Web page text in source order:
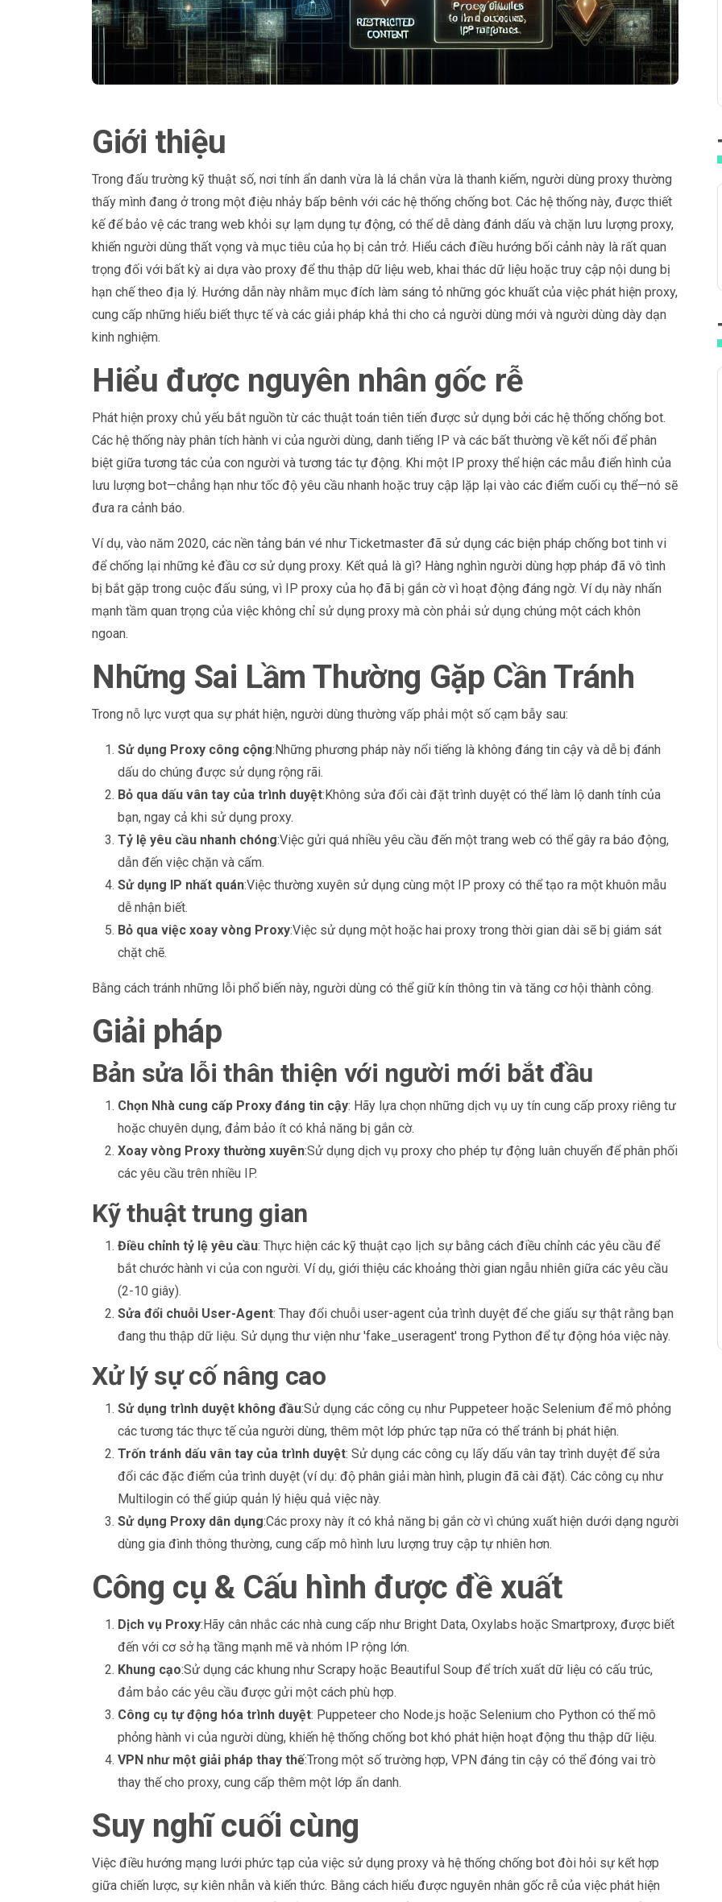
Giới thiệu
Trong đấu trường kỹ thuật số, nơi tính ẩn danh vừa là lá chắn vừa là thanh kiếm, người dùng proxy thường
thấy mình đang ở trong một điệu nhảy bấp bênh với các hệ thống chống bot. Các hệ thống này, được thiết
kế để bảo vệ các trang web khỏi sự lạm dụng tự động, có thể dễ dàng đánh dấu và chặn lưu lượng proxy,
khiến người dùng thất vọng và mục tiêu của họ bị cản trở. Hiểu cách điều hướng bối cảnh này là rất quan
trọng đối với bất kỳ ai dựa vào proxy để thu thập dữ liệu web, khai thác dữ liệu hoặc truy cập nội dung bị
hạn chế theo địa lý. Hướng dẫn này nhằm mục đích làm sáng tỏ những góc khuất của việc phát hiện proxy,
cung cấp những hiểu biết thực tế và các giải pháp khả thi cho cả người dùng mới và người dùng dày dạn
kinh nghiệm.
Hiểu được nguyên nhân gốc rễ
Phát hiện proxy chủ yếu bắt nguồn từ các thuật toán tiên tiến được sử dụng bởi các hệ thống chống bot.
Các hệ thống này phân tích hành vi của người dùng, danh tiếng IP và các bất thường về kết nối để phân
biệt giữa tương tác của con người và tương tác tự động. Khi một IP proxy thể hiện các mẫu điển hình của
lưu lượng bot—chẳng hạn như tốc độ yêu cầu nhanh hoặc truy cập lặp lại vào các điểm cuối cụ thể—nó sẽ
đưa ra cảnh báo.
Ví dụ, vào năm 2020, các nền tảng bán vé như Ticketmaster đã sử dụng các biện pháp chống bot tinh vi
để chống lại những kẻ đầu cơ sử dụng proxy. Kết quả là gì? Hàng nghìn người dùng hợp pháp đã vô tình
bị bắt gặp trong cuộc đấu súng, vì IP proxy của họ đã bị gắn cờ vì hoạt động đáng ngờ. Ví dụ này nhấn
mạnh tầm quan trọng của việc không chỉ sử dụng proxy mà còn phải sử dụng chúng một cách khôn
ngoan.
Những Sai Lầm Thường Gặp Cần Tránh
Trong nỗ lực vượt qua sự phát hiện, người dùng thường vấp phải một số cạm bẫy sau:
Sử dụng Proxy công cộng:Những phương pháp này nổi tiếng là không đáng tin cậy và dễ bị đánh
dấu do chúng được sử dụng rộng rãi.
Bỏ qua dấu vân tay của trình duyệt:Không sửa đổi cài đặt trình duyệt có thể làm lộ danh tính của
bạn, ngay cả khi sử dụng proxy.
Tỷ lệ yêu cầu nhanh chóng:Việc gửi quá nhiều yêu cầu đến một trang web có thể gây ra báo động,
dẫn đến việc chặn và cấm.
Sử dụng IP nhất quán:Việc thường xuyên sử dụng cùng một IP proxy có thể tạo ra một khuôn mẫu
dễ nhận biết.
Bỏ qua việc xoay vòng Proxy:Việc sử dụng một hoặc hai proxy trong thời gian dài sẽ bị giám sát
chặt chẽ.
Bằng cách tránh những lỗi phổ biến này, người dùng có thể giữ kín thông tin và tăng cơ hội thành công.
Giải pháp
Bản sửa lỗi thân thiện với người mới bắt đầu
Chọn Nhà cung cấp Proxy đáng tin cậy: Hãy lựa chọn những dịch vụ uy tín cung cấp proxy riêng tư
hoặc chuyên dụng, đảm bảo ít có khả năng bị gắn cờ.
Xoay vòng Proxy thường xuyên:Sử dụng dịch vụ proxy cho phép tự động luân chuyển để phân phối
các yêu cầu trên nhiều IP.
Kỹ thuật trung gian
Điều chỉnh tỷ lệ yêu cầu: Thực hiện các kỹ thuật cạo lịch sự bằng cách điều chỉnh các yêu cầu để
bắt chước hành vi của con người. Ví dụ, giới thiệu các khoảng thời gian ngẫu nhiên giữa các yêu cầu
(2-10 giây).
Sửa đổi chuỗi User-Agent: Thay đổi chuỗi user-agent của trình duyệt để che giấu sự thật rằng bạn
đang thu thập dữ liệu. Sử dụng thư viện như 'fake_useragent' trong Python để tự động hóa việc này.
Xử lý sự cố nâng cao
Sử dụng trình duyệt không đầu:Sử dụng các công cụ như Puppeteer hoặc Selenium để mô phỏng
các tương tác thực tế của người dùng, thêm một lớp phức tạp nữa có thể tránh bị phát hiện.
Trốn tránh dấu vân tay của trình duyệt: Sử dụng các công cụ lấy dấu vân tay trình duyệt để sửa
đổi các đặc điểm của trình duyệt (ví dụ: độ phân giải màn hình, plugin đã cài đặt). Các công cụ như
Multilogin có thể giúp quản lý hiệu quả việc này.
Sử dụng Proxy dân dụng:Các proxy này ít có khả năng bị gắn cờ vì chúng xuất hiện dưới dạng người
dùng gia đình thông thường, cung cấp mô hình lưu lượng truy cập tự nhiên hơn.
Công cụ & Cấu hình được đề xuất
Dịch vụ Proxy:Hãy cân nhắc các nhà cung cấp như Bright Data, Oxylabs hoặc Smartproxy, được biết
đến với cơ sở hạ tầng mạnh mẽ và nhóm IP rộng lớn.
Khung cạo:Sử dụng các khung như Scrapy hoặc Beautiful Soup để trích xuất dữ liệu có cấu trúc,
đảm bảo các yêu cầu được gửi một cách phù hợp.
Công cụ tự động hóa trình duyệt: Puppeteer cho Node.js hoặc Selenium cho Python có thể mô
phỏng hành vi của người dùng, khiến hệ thống chống bot khó phát hiện hoạt động thu thập dữ liệu.
VPN như một giải pháp thay thế:Trong một số trường hợp, VPN đáng tin cậy có thể đóng vai trò
thay thế cho proxy, cung cấp thêm một lớp ẩn danh.
Suy nghĩ cuối cùng
Việc điều hướng mạng lưới phức tạp của việc sử dụng proxy và hệ thống chống bot đòi hỏi sự kết hợp
giữa chiến lược, sự kiên nhẫn và kiến thức. Bằng cách hiểu được nguyên nhân gốc rễ của việc phát hiện